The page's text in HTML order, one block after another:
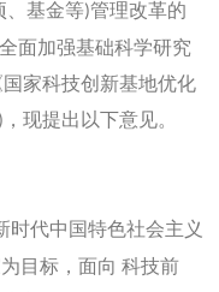
基金等)管理改革的
面加强基础科学研究
家科技创新基地优化
现提出以下意见。
时代中国特色社会主义
目标，面向 科技前